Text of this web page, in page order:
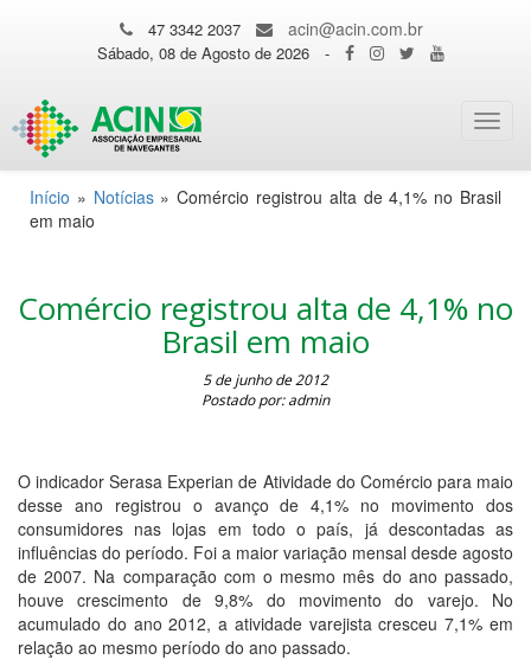
47 3342 2037 acin@acin.com.br
Sábado, 08 de Agosto de 2026 -
Início » Notícias»Comércio registrou alta de 4,1% no Brasil
em maio
Comércio registrou alta de 4,1% no
Brasil em maio
5 de junho de 2012
Postado por: admin
O indicador Serasa Experian de Atividade do Comércio para maio
desse ano registrou o avanço de 4,1% no movimento dos
consumidores nas lojas em todo o país, já descontadas as
influências do período. Foi a maior variação mensal desde agosto
de 2007. Na comparação com o mesmo mês do ano passado,
houve crescimento de 9,8% do movimento do varejo. No
acumulado do ano 2012, a atividade varejista cresceu 7,1% em
relação ao mesmo período do ano passado.